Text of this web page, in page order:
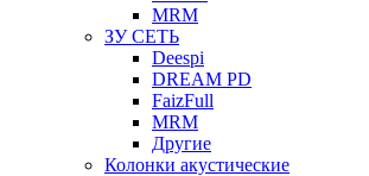
MRM
ЗУ СЕТЬ
Deespi
DREAM PD
FaizFull
MRM
Другие
Колонки акустические